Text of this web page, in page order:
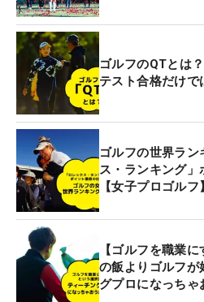
ゴルフのQTとは
テスト合格だけで
ゴルフの世界ラン
ス・ランキング
【女子プロゴルフ】
【ゴルフを職業
の飯よりゴルフが
グプロになっちゃ